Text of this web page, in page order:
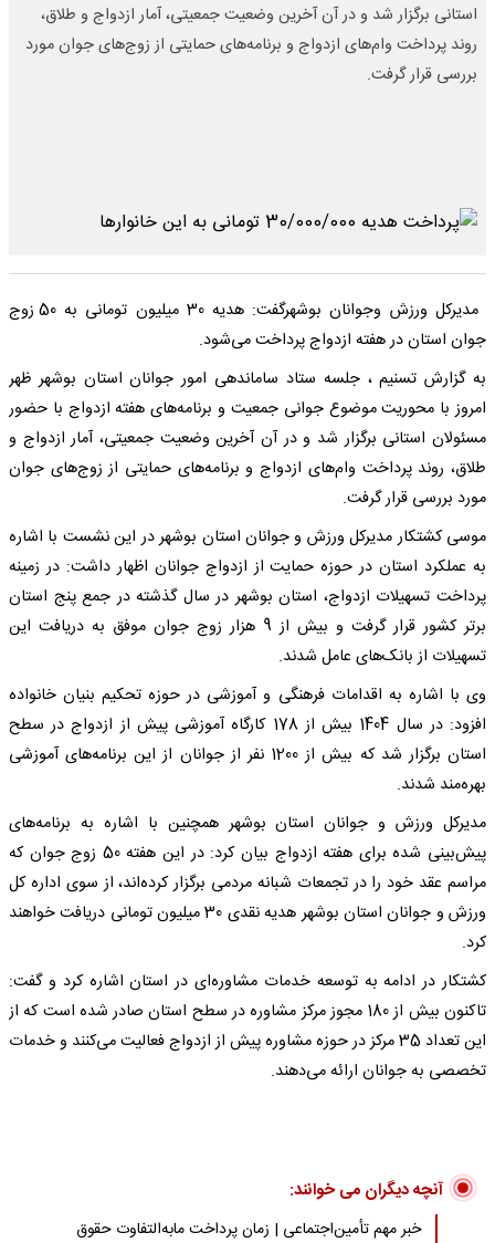
استانی برگزار شد و در آن آخرین وضعیت جمعیتی، آمار ازدواج و طلاق،
روند پرداخت وام‌های ازدواج و برنامه‌های حمایتی از زوج‌های جوان مورد
بررسی قرار گرفت.
مدیرکل ورزش وجوانان بوشهرگفت: هدیه 30 میلیون تومانی به 50 زوج
جوان استان در هفته ازدواج پرداخت می‌شود.
به گزارش تسنیم ، جلسه ستاد ساماندهی امور جوانان استان بوشهر ظهر
امروز با محوریت موضوع جوانی جمعیت و برنامه‌های هفته ازدواج با حضور
مسئولان استانی برگزار شد و در آن آخرین وضعیت جمعیتی، آمار ازدواج و
طلاق، روند پرداخت وام‌های ازدواج و برنامه‌های حمایتی از زوج‌های جوان
مورد بررسی قرار گرفت.
موسی کشتکار مدیرکل ورزش و جوانان استان بوشهر در این نشست با اشاره
به عملکرد استان در حوزه حمایت از ازدواج جوانان اظهار داشت: در زمینه
پرداخت تسهیلات ازدواج، استان بوشهر در سال گذشته در جمع پنج استان
برتر کشور قرار گرفت و بیش از 9 هزار زوج جوان موفق به دریافت این
تسهیلات از بانک‌های عامل شدند.
وی با اشاره به اقدامات فرهنگی و آموزشی در حوزه تحکیم بنیان خانواده
افزود: در سال 1404 بیش از 178 کارگاه آموزشی پیش از ازدواج در سطح
استان برگزار شد که بیش از 1200 نفر از جوانان از این برنامه‌های آموزشی
بهره‌مند شدند.
مدیرکل ورزش و جوانان استان بوشهر همچنین با اشاره به برنامه‌های
پیش‌بینی شده برای هفته ازدواج بیان کرد: در این هفته 50 زوج جوان که
مراسم عقد خود را در تجمعات شبانه مردمی برگزار کرده‌اند، از سوی اداره کل
ورزش و جوانان استان بوشهر هدیه نقدی 30 میلیون تومانی دریافت خواهند
کرد.
کشتکار در ادامه به توسعه خدمات مشاوره‌ای در استان اشاره کرد و گفت:
تاکنون بیش از 180 مجوز مرکز مشاوره در سطح استان صادر شده است که از
این تعداد 35 مرکز در حوزه مشاوره پیش از ازدواج فعالیت می‌کنند و خدمات
تخصصی به جوانان ارائه می‌دهند.
آنچه دیگران می خوانند:
خبر مهم تأمین‌اجتماعی | زمان پرداخت مابه‌التفاوت حقوق